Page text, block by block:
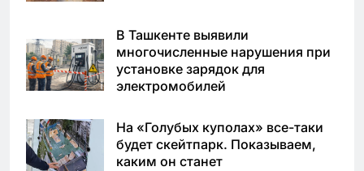
В Ташкенте выявили
многочисленные нарушения при
установке зарядок для
электромобилей
На «Голубых куполах» все-таки
будет скейтпарк. Показываем,
каким он станет